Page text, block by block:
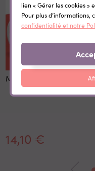
Mug Photo Noël
14,10 €
lien « Gérer les cookies »
Pour plus d’informations,
confidentialité et notre